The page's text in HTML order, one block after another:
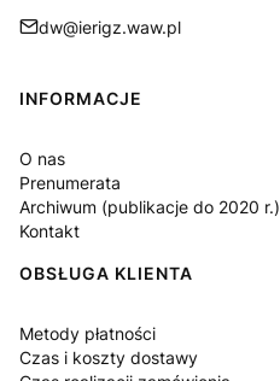
dw@ierigz.waw.pl
Linki w stopce
INFORMACJE
O nas
Prenumerata
Archiwum (publikacje do 2020 r.)
Kontakt
OBSŁUGA KLIENTA
Metody płatności
Czas i koszty dostawy